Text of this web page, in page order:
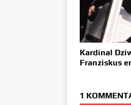
Kardinal
Franziskus
1